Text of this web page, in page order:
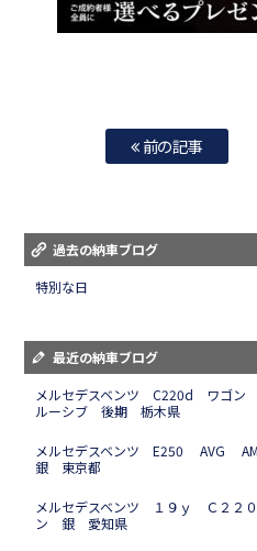
前の記事
過去の納車ブログ
特別な日
最近の納車ブログ
メルセデスベンツ C220d ワゴン
ルーシブ 後期 栃木県
メルセデスベンツ E250 AVG
銀 東京都
メルセデスベンツ １９ｙ Ｃ２
ン 銀 愛知県